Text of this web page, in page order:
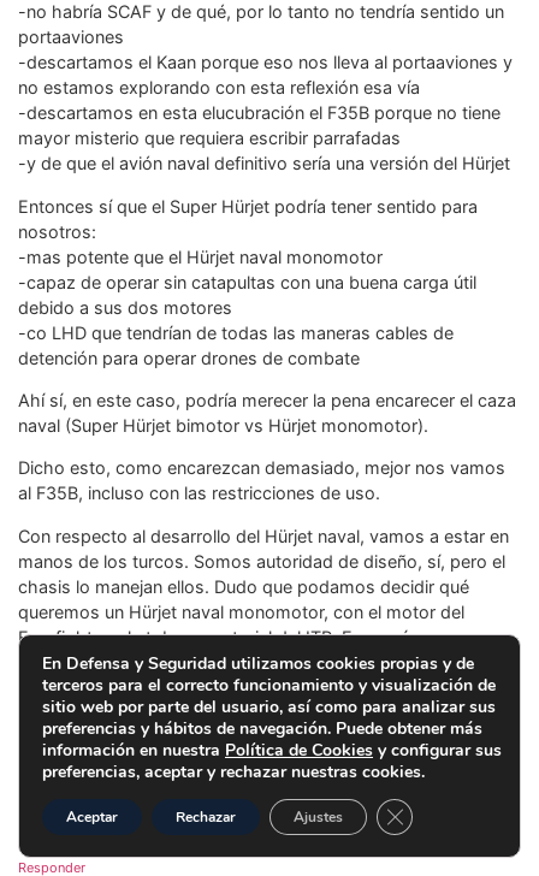
-no habría SCAF y de qué, por lo tanto no tendría sentido un
portaaviones
-descartamos el Kaan porque eso nos lleva al portaaviones y
no estamos explorando con esta reflexión esa vía
-descartamos en esta elucubración el F35B porque no tiene
mayor misterio que requiera escribir parrafadas
-y de que el avión naval definitivo sería una versión del Hürjet
Entonces sí que el Super Hürjet podría tener sentido para
nosotros:
-mas potente que el Hürjet naval monomotor
-capaz de operar sin catapultas con una buena carga útil
debido a sus dos motores
-co LHD que tendrían de todas las maneras cables de
detención para operar drones de combate
Ahí sí, en este caso, podría merecer la pena encarecer el caza
naval (Super Hürjet bimotor vs Hürjet monomotor).
Dicho esto, como encarezcan demasiado, mejor nos vamos
al F35B, incluso con las restricciones de uso.
Con respecto al desarrollo del Hürjet naval, vamos a estar en
manos de los turcos. Somos autoridad de diseño, sí, pero el
chasis lo manejan ellos. Dudo que podamos decidir qué
queremos un Hürjet naval monomotor, con el motor del
Eurofighter y la tobera vectorial del ITP. Eso sería una muy
buena base, pero además que hay que modificar el tren de
aterrizaje y las alas (alargar las un poco, haciendo la última
sección plegable, o poniendo flaps más grandes ).
Eso no quita que a lo mejor ellos pudieran pensar en dos
versiones navales, una monomotor y otra bimotor, una de
Hürjet naval y otra de Super Hürjet. Pero se me antoja mucho
esfuerzo de desarrollo.
Responder
En Defensa y Seguridad utilizamos cookies propias y de
terceros para el correcto funcionamiento y visualización de
sitio web por parte del usuario, así como para analizar sus
preferencias y hábitos de navegación. Puede obtener más
información en nuestra Política de Cookies y configurar sus
preferencias, aceptar y rechazar nuestras cookies.
Aceptar Rechazar Ajustes Cerrar el banner